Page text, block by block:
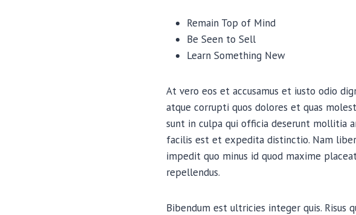
Remain Top of Mind
Be Seen to Sell
Learn Something New
At vero eos et accusamus et iusto odio
atque corrupti quos dolores et quas
sunt in culpa qui officia deserunt mollitia
facilis est et expedita distinctio. Nam
impedit quo minus id quod maxime
repellendus.
Bibendum est ultricies integer quis. Risus